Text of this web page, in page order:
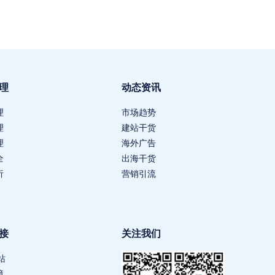
动态资讯
市场趋势
建站干货
海外广告
出海干货
营销引流
关注我们